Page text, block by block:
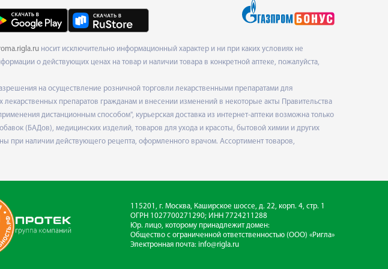
носит исключительно информационный характер и ни при каких условиях не
о действующих ценах на товар и наличии товара в конкретной аптеке, пожалуйста,
на осуществление розничной торговли лекарственными препаратами для
препаратов гражданам и внесении изменений в некоторые акты Правительства
дистанционным способом", курьерская доставка из интернет-аптеки возможна только
(БАДов), медицинских изделий, товаров для ухода и красоты, бытовой химии и других
при наличии действующего рецепта, оформленного врачом. Ассортимент товаров,
115201, г. Москва, Каширское шоссе, д. 22, корп. 4, стр. 1
ОГРН 1027700271290; ИНН 7724211288
Юр. лицо, которому принадлежит домен:
Общество с ограниченной ответственностью (ООО) «Ригла»
Электронная почта: info@rigla.ru